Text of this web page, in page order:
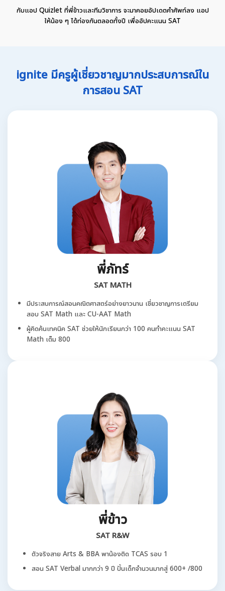
กับแอป Quizlet ที่พี่ข้าวและทีมวิชาการ จะมาคอยอัปเดตคำศัพท์ลง แอป
ให้น้อง ๆ ได้ท่องกันตลอดทั้งปี เพื่ออัปคะแนน SAT
ignite มีครูผู้เชี่ยวชาญมากประสบการณ์ใน
การสอน SAT
พี่ภัทร์
SAT MATH
มีประสบการณ์สอนคณิตศาสตร์อย่างยาวนาน เชี่ยวชาญการเตรียม
สอบ SAT Math และ CU-AAT Math
ผู้คิดค้นเทคนิค SAT ช่วยให้นักเรียนกว่า 100 คนทำคะแนน SAT
Math เต็ม 800
พี่ข้าว
SAT R&W
ตัวจริงสาย Arts & BBA พาน้องติด TCAS รอบ 1
สอน SAT Verbal มากกว่า 9 ปี ปั้นเด็กจำนวนมากสู่ 600+ /800